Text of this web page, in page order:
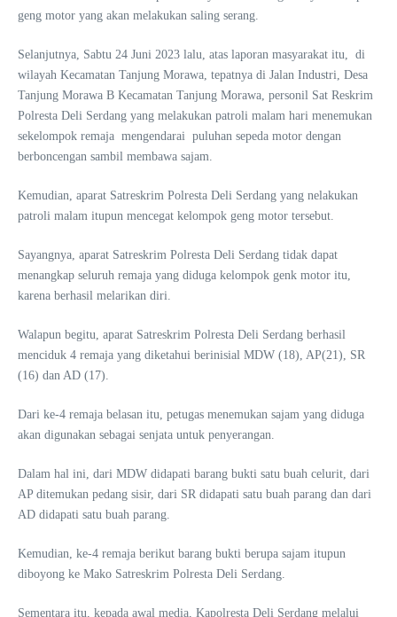
geng motor yang akan melakukan saling serang.
Selanjutnya, Sabtu 24 Juni 2023 lalu, atas laporan masyarakat itu, di
wilayah Kecamatan Tanjung Morawa, tepatnya di Jalan Industri, Desa
Tanjung Morawa B Kecamatan Tanjung Morawa, personil Sat Reskrim
Polresta Deli Serdang yang melakukan patroli malam hari menemukan
sekelompok remaja mengendarai puluhan sepeda motor dengan
berboncengan sambil membawa sajam.
Kemudian, aparat Satreskrim Polresta Deli Serdang yang nelakukan
patroli malam itupun mencegat kelompok geng motor tersebut.
Sayangnya, aparat Satreskrim Polresta Deli Serdang tidak dapat
menangkap seluruh remaja yang diduga kelompok genk motor itu,
karena berhasil melarikan diri.
Walapun begitu, aparat Satreskrim Polresta Deli Serdang berhasil
menciduk 4 remaja yang diketahui berinisial MDW (18), AP(21), SR
(16) dan AD (17).
Dari ke-4 remaja belasan itu, petugas menemukan sajam yang diduga
akan digunakan sebagai senjata untuk penyerangan.
Dalam hal ini, dari MDW didapati barang bukti satu buah celurit, dari
AP ditemukan pedang sisir, dari SR didapati satu buah parang dan dari
AD didapati satu buah parang.
Kemudian, ke-4 remaja berikut barang bukti berupa sajam itupun
diboyong ke Mako Satreskrim Polresta Deli Serdang.
Sementara itu, kepada awal media, Kapolresta Deli Serdang melalui